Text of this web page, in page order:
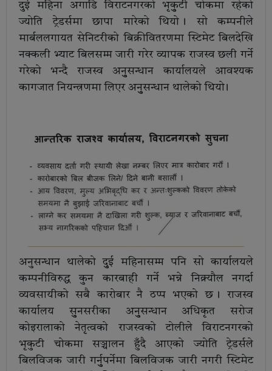
दुई महिना अगाडि विराटनगरको भृकुुटी चोकमा रहेको
ज्योति ट्रेडर्समा छापा मारेको थियो । सो कम्पनीले
मार्बललगायत सेनिटरीको बिक्रीवितरणमा स्टिमेट बिलदेखि
नक्कली भ्याट बिलसम्म जारी गरेर व्यापक राजस्व छली गर्ने
गरेको भन्दै राजस्व अनुुसन्धान कार्यालयले आवश्यक
कागजात नियन्त्रणमा लिएर अनुुसन्धान थालेको थियो ।
अनुसन्धान थालेको दुुई महिनासम्म पनि सो कार्यालयले
कम्पनीविरुद्ध कुन कारबाही गर्ने भन्ने निक्र्याैल नगर्दा
व्यवसायीको सबै कारोबार नै ठप्प भएको छ । राजस्व
कार्यालय सुुनसरीका अनुुसन्धान अधिकृत सरोज
कोइरालाको नेतृत्वको राजस्वको टोलीले विराटनगरको
भृकुटी चोकमा सञ्चालन हुँदै आएको ज्योति ट्रेडर्सले
बिलविजक जारी गर्नुुपर्नेमा बिलविजक जारी नगरी स्टिमेट